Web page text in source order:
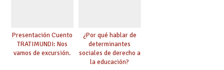
Presentación Cuento
TRATIMUNDI: Nos
vamos de excursión.
¿Por qué hablar de
determinantes
sociales de derecho a
la educación?